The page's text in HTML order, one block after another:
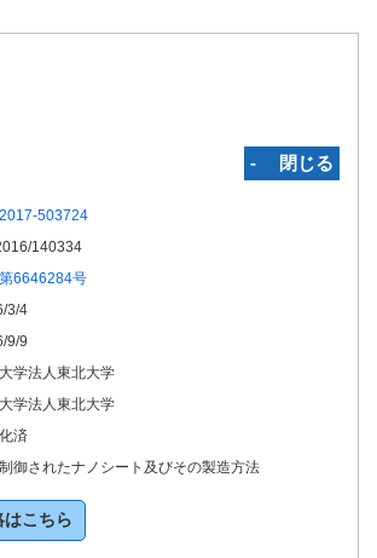
‐ 閉じる
503724
140334
6646284号
3/4
9/9
学法人東北大学
学法人東北大学
済
御されたナノシート及びその製造方法
こちら